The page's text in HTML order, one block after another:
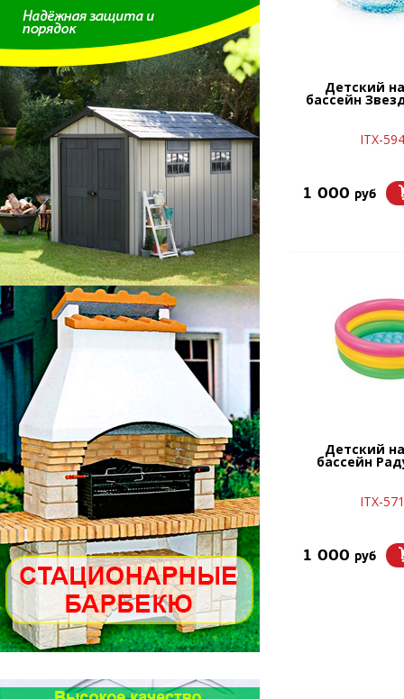
Детский
бассейн
ITX-
1 000 руб
Детский
бассейн
ITX-
1 000 руб